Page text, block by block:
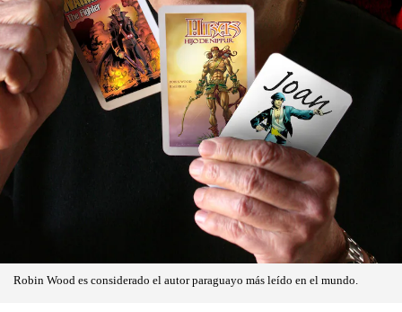
Robin Wood es considerado el autor paraguayo más leído en el mundo.